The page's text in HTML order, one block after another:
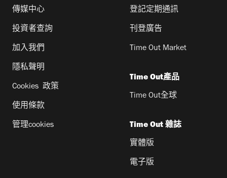
傳媒中心
投資者查詢
加入我們
隱私聲明
Cookies 政策
使用條款
管理cookies
登記定期通訊
刊登廣告
Time Out Market
Time Out產品
Time Out全球
Time Out 雜誌
實體版
電子版